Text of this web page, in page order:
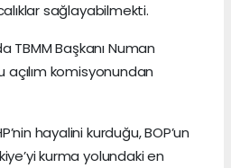
sağlayabilmekti.
TBMM Başkanı Numan
açılım komisyonundan
hayalini kurduğu, BOP’un
kurma yolundaki en